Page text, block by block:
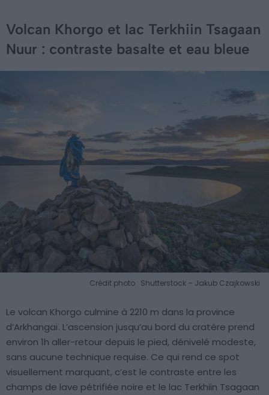
Volcan Khorgo et lac Terkhiin Tsagaan
Nuur : contraste basalte et eau bleue
Crédit photo : Shutterstock – Jakub Czajkowski
Le volcan Khorgo culmine à 2210 m dans la province
d’Arkhangaï. L’ascension jusqu’au bord du cratère prend
environ 1h aller-retour depuis le pied, dénivelé modeste,
sans aucune technique requise. Ce qui rend ce spot
visuellement marquant, c’est le contraste entre les
champs de lave pétrifiée noire et le lac Terkhiin Tsagaan